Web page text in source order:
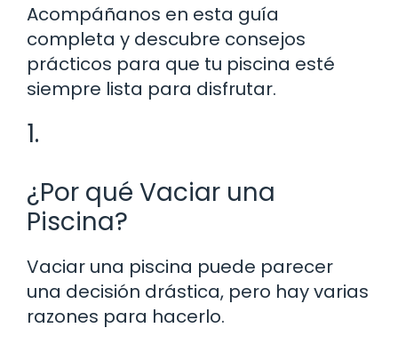
Acompáñanos en esta guía
completa y descubre consejos
prácticos para que tu piscina esté
siempre lista para disfrutar.
1.
¿Por qué Vaciar una
Piscina?
Vaciar una piscina puede parecer
una decisión drástica, pero hay varias
razones para hacerlo.